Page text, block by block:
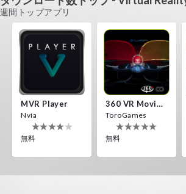
Maysalward
無料 無料
IDC Games
Helicopter VR
IDC Games
無料
IDC Games
無料
週間トップアプリ
MVR Player
Nvía
無料
360 VR Movie Experience
ToroGames
無料